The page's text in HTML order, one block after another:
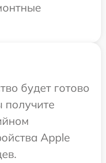
будет готово
получите
Apple